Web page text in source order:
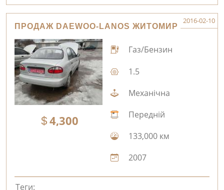
ПРОДАЖ DAEWOO-LANOS ЖИТОМИР
2016-02-10
4,300
Газ/Бензин
1.5
Механічна
Передній
133,000 км
2007
Теги: